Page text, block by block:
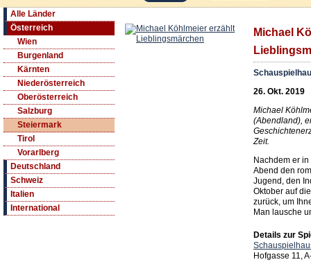
Alle Länder
Österreich
Wien
Burgenland
Kärnten
Niederösterreich
Oberösterreich
Salzburg
Steiermark
Tirol
Vorarlberg
Deutschland
Schweiz
Italien
International
Michael
26. Okt. 2019
Michael
(Abendland),
Zeit.
Nachdem er
Abend den
Jugend, den
Oktober auf
zurück, um
Man lausche
Details zur
Hofgasse 11,